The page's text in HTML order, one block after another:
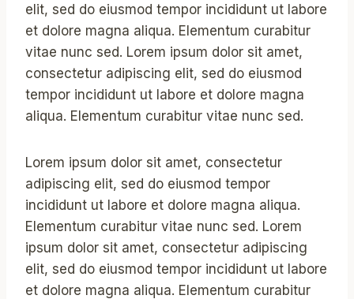
elit, sed do eiusmod tempor incididunt ut labore
et dolore magna aliqua. Elementum curabitur
vitae nunc sed. Lorem ipsum dolor sit amet,
consectetur adipiscing elit, sed do eiusmod
tempor incididunt ut labore et dolore magna
aliqua. Elementum curabitur vitae nunc sed.
Lorem ipsum dolor sit amet, consectetur
adipiscing elit, sed do eiusmod tempor
incididunt ut labore et dolore magna aliqua.
Elementum curabitur vitae nunc sed. Lorem
ipsum dolor sit amet, consectetur adipiscing
elit, sed do eiusmod tempor incididunt ut labore
et dolore magna aliqua. Elementum curabitur